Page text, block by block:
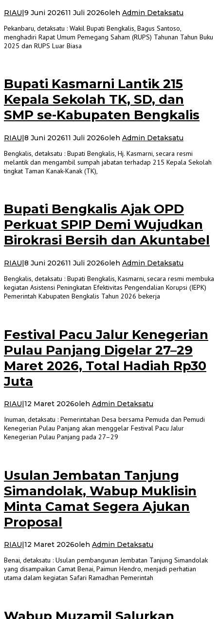
RIAU|9 Juni 202611 Juli 2026oleh Admin Detaksatu
Pekanbaru, detaksatu : Wakil Bupati Bengkalis, Bagus Santoso,
menghadiri Rapat Umum Pemegang Saham (RUPS) Tahunan Tahun Buku
2025 dan RUPS Luar Biasa
Bupati Kasmarni Lantik 215
Kepala Sekolah TK, SD, dan
SMP se-Kabupaten Bengkalis
RIAU|8 Juni 202611 Juli 2026oleh Admin Detaksatu
Bengkalis, detaksatu : Bupati Bengkalis, Hj. Kasmarni, secara resmi
melantik dan mengambil sumpah jabatan terhadap 215 Kepala Sekolah
tingkat Taman Kanak-Kanak (TK),
Bupati Bengkalis Ajak OPD
Perkuat SPIP Demi Wujudkan
Birokrasi Bersih dan Akuntabel
RIAU|8 Juni 202611 Juli 2026oleh Admin Detaksatu
Bengkalis, detaksatu : Bupati Bengkalis, Kasmarni, secara resmi membuka
kegiatan Asistensi Peningkatan Efektivitas Pengendalian Korupsi (IEPK)
Pemerintah Kabupaten Bengkalis Tahun 2026 bekerja
Festival Pacu Jalur Kenegerian
Pulau Panjang Digelar 27–29
Maret 2026, Total Hadiah Rp30
Juta
RIAU|12 Maret 2026oleh Admin Detaksatu
Inuman, detaksatu : Pemerintahan Desa bersama Pemuda dan Pemudi
Kenegerian Pulau Panjang akan menggelar Festival Pacu Jalur
Kenegerian Pulau Panjang pada 27–29
Usulan Jembatan Tanjung
Simandolak, Wabup Muklisin
Minta Camat Segera Ajukan
Proposal
RIAU 12 Maret 2026oleh Admin Detaksatu
Benai, detaksatu : Usulan pembangunan Jembatan Tanjung Simandolak
yang disampaikan Camat Benai, Paimun Hendro, menjadi perhatian
utama dalam kegiatan Safari Ramadhan Pemerintah